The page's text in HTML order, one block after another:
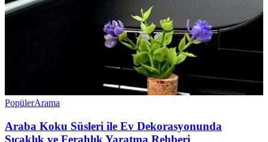
PopülerArama
Araba Koku Süsleri ile Ev Dekorasyonunda
Sıcaklık ve Ferahlık Yaratma Rehberi